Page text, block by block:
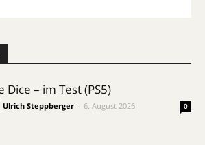
Dice – im Test (PS5)
Ulrich Steppberger 6. August 2026 0